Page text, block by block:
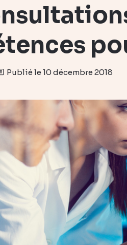
Publié le 10 décembre 2018